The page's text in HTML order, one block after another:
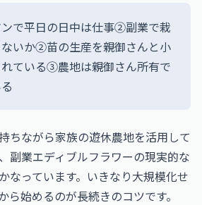
で平日の日中は仕事②副業で栽
いか②苗の生産を親御さんと小
ている③農地は親御さん所有で
ちながら家族の遊休農地を活用して
副業エディブルフラワーの現実的な
なっています。いきなり大規模化せ
ら始めるのが長続きのコツです。